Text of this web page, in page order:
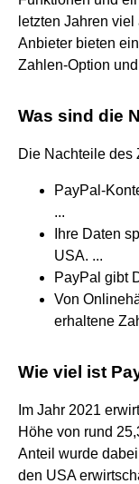
letzten Jahren
Anbieter bieten
Zahlen-Option
Was sind die
Die Nachteile des
PayPal-
...
Ihre Daten
USA. ...
PayPal gibt
Von
erhaltene
Wie viel ist
Im Jahr 2021
Höhe von rund
Anteil wurde
den USA